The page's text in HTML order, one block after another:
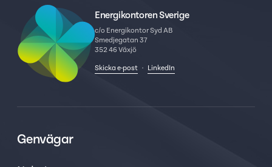
Energikontoren Sverige
c/o Energikontor Syd AB
Smedjegatan 37
352 46 Växjö
Skicka e-post · LinkedIn
Genvägar